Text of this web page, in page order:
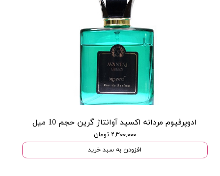
ادوپرفیوم مردانه اکسید آوانتاژ گرین حجم 10 میل
۲,۳۰۰,۰۰۰ تومان
افزودن به سبد خرید